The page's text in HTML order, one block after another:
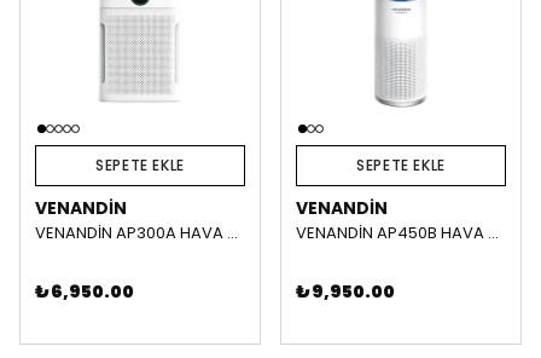
SEPETE EKLE
VENANDIN
VENANDİN AP300A HAVA TEMİZLEYİCİ
₺ 6,950.00
SEPETE EKLE
VENANDIN
VENANDİN AP450B HAVA TEMİZLEYİCİ
₺ 9,950.00